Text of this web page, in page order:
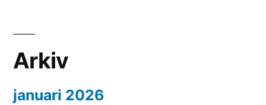
Arkiv
januari 2026